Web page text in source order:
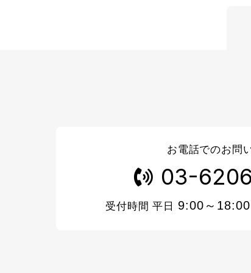
お電話でのお問
03-
受付時間 平日 9:00～18:00